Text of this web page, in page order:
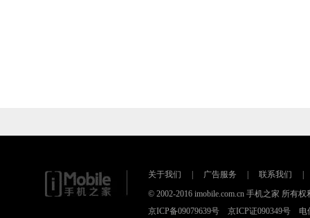
关于我们 广告服务 联系我们
© 2002-2016 imobile.com.cn 手机之家 所有
京ICP备09079639号 京ICP证090349号 电